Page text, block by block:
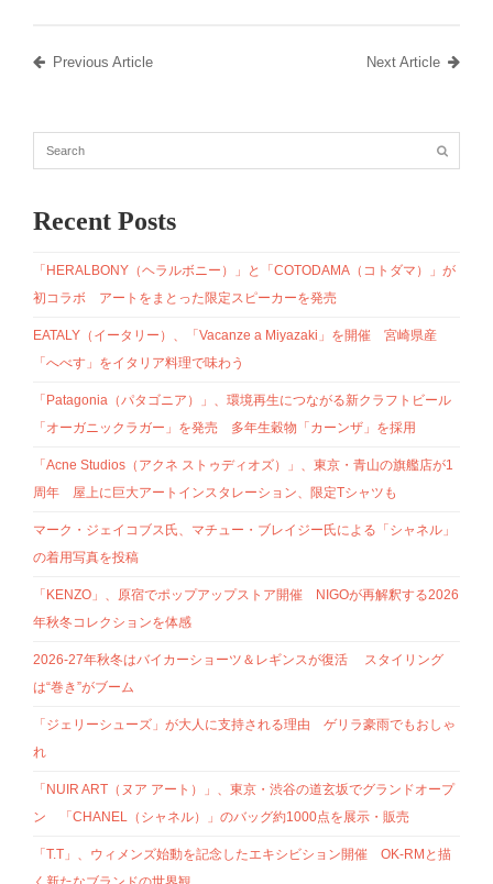
Previous Article Next Article
Recent Posts
「HERALBONY（ヘラルボニー）」と「COTODAMA（コトダマ）」が
初コラボ アートをまとった限定スピーカーを発売
EATALY（イータリー）、「Vacanze a Miyazaki」を開催 宮崎県産
「へべす」をイタリア料理で味わう
「Patagonia（パタゴニア）」、環境再生につながる新クラフトビール
「オーガニックラガー」を発売 多年生穀物「カーンザ」を採用
「Acne Studios（アクネ ストゥディオズ）」、東京・青山の旗艦店が1
周年 屋上に巨大アートインスタレーション、限定Tシャツも
マーク・ジェイコブス氏、マチュー・ブレイジー氏による「シャネル」
の着用写真を投稿
「KENZO」、原宿でポップアップストア開催 NIGOが再解釈する2026
年秋冬コレクションを体感
2026-27年秋冬はバイカーショーツ＆レギンスが復活 スタイリング
は“巻き”がブーム
「ジェリーシューズ」が大人に支持される理由 ゲリラ豪雨でもおしゃ
れ
「NUIR ART（ヌア アート）」、東京・渋谷の道玄坂でグランドオープ
ン 「CHANEL（シャネル）」のバッグ約1000点を展示・販売
「T.T」、ウィメンズ始動を記念したエキシビション開催 OK-RMと描